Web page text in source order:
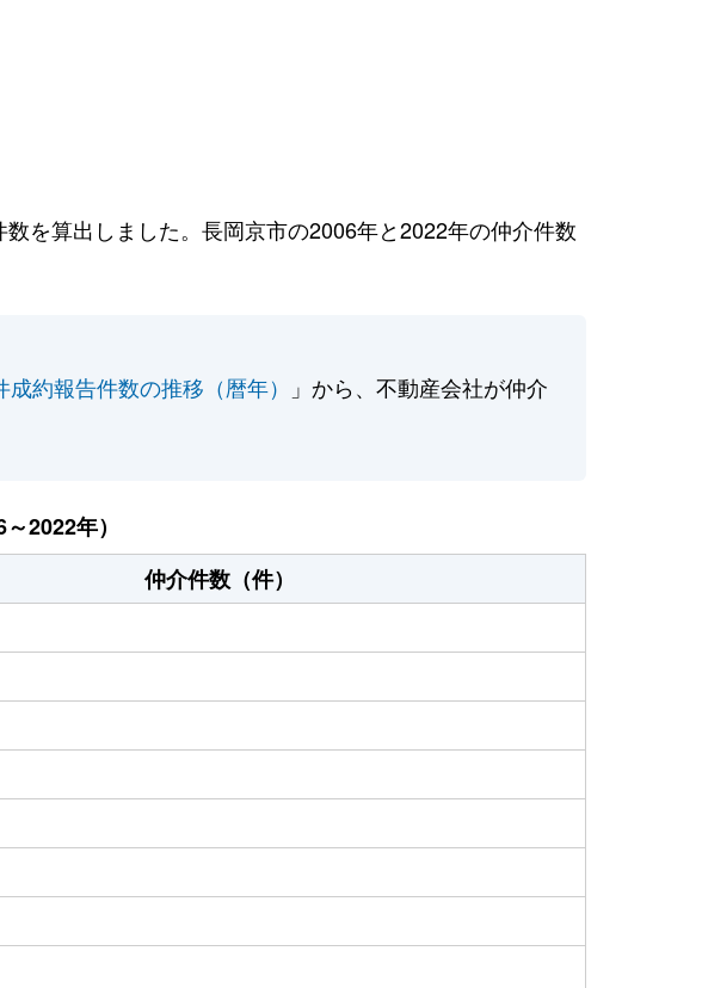
を算出しました。長岡京市の2006年と2022年の仲介件数
成約報告件数の推移（暦年）
」から、不動産会社が仲介
2022年）
仲介件数（件）